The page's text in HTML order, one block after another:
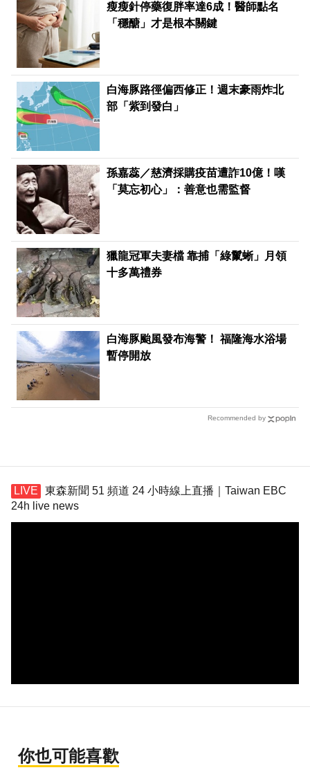
瘦瘦針停藥復胖率達6成！醫師點名
「穩醣」才是根本關鍵
白海豚路徑偏西修正！週末豪雨炸北
部「紫到發白」
孫嘉蕊／慈濟採購疫苗遭詐10億！嘆
「莫忘初心」：善意也需監督
獵龍冠軍夫妻檔 靠捕「綠鬣蜥」月領
十多萬禮券
白海豚颱風發布海警！ 福隆海水浴場
暫停開放
Recommended by
東森新聞 51 頻道 24 小時線上直播｜Taiwan EBC
24h live news
你也可能喜歡